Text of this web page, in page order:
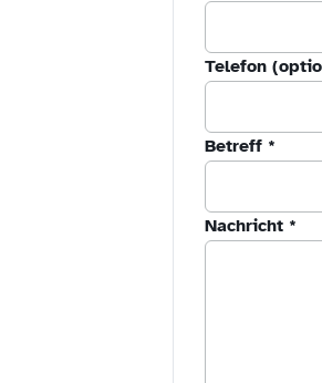
Telefon
Betreff *
Nachricht *